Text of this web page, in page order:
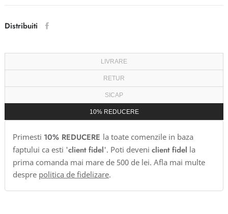
Distribuiti
LIVRARE
RETUR
SICAP
10% REDUCERE
Primesti 10% REDUCERE la toate comenzile in baza
faptului ca esti 'client fidel'. Poti deveni client fidel la
prima comanda mai mare de 500 de lei. Afla mai multe
despre politica de fidelizare.